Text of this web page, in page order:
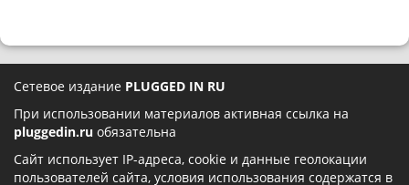
Сетевое издание PLUGGED IN RU
При использовании материалов активная ссылка на
pluggedin.ru обязательна
Сайт использует IP-адреса, cookie и данные геолокации
пользователей сайта, условия использования содержатся в